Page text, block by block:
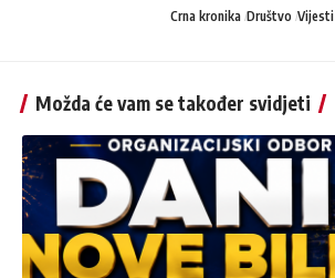
Crna kronika Društvo Vijesti
Možda će vam se također svidjeti